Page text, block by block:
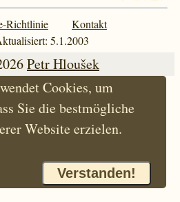
Richtlinie
Kontakt
5.1.2003
Petr Hloušek
Cookies, um
Sie die bestmögliche
Website erzielen.
Verstanden!